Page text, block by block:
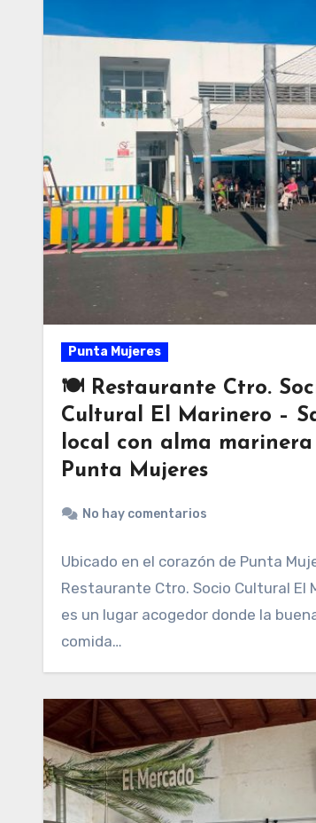
Punta Mujeres
🍽 Restaurante Ctro.
Cultural El Marinero –
local con alma marinera
Punta Mujeres
No hay comentarios
Ubicado en el corazón de Punta
Restaurante Ctro. Socio Cultural El
es un lugar acogedor donde la
comida…